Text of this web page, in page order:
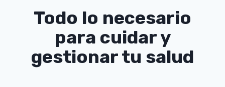
EMPRESAS
Todo lo necesario
para cuidar y
gestionar tu salud